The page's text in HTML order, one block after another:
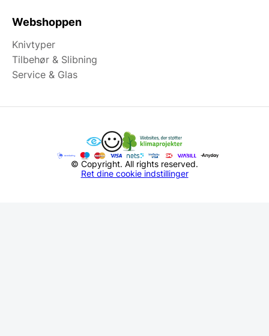
Webshoppen
Knivtyper
Tilbehør & Slibning
Service & Glas
© Copyright. All rights reserved.
Ret dine cookie indstillinger